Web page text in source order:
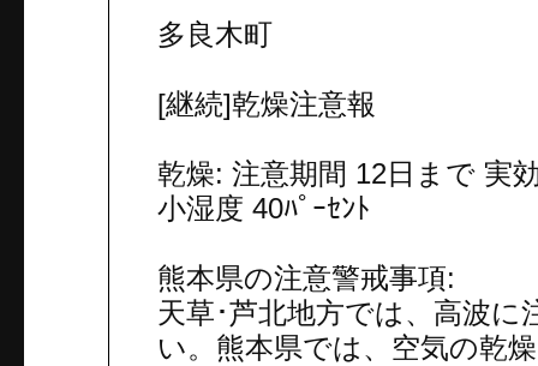
多良木町
[継続]乾燥注意報
乾燥: 注意期間 12日まで 実
小湿度 40ﾊﾟｰｾﾝﾄ
熊本県の注意警戒事項:
天草･芦北地方では、高波に
い。熊本県では、空気の乾